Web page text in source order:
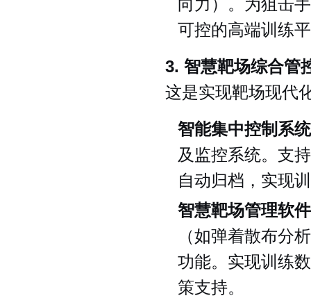
向力）。为狙击
可控的高端训练
3. 智慧靶场综合管
这是实现靶场现代
智能集中控制系统
及监控系统。支
自动归档，实现
智慧靶场管理软
（如弹着散布分
功能。实现训练
策支持。